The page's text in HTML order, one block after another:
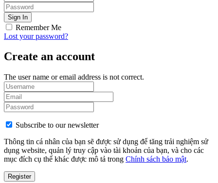
Remember Me
Lost your password?
Create an account
The user name or email address is not correct.
Subscribe to our newsletter
Thông tin cá nhân của bạn sẽ được sử dụng để tăng trải nghiệm sử
dụng website, quản lý truy cập vào tài khoản của bạn, và cho các
mục đích cụ thể khác được mô tả trong Chính sách bảo mật.